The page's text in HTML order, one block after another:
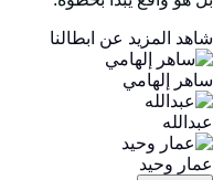
المزيد عن ابطالنا
إلهامي
وحيد